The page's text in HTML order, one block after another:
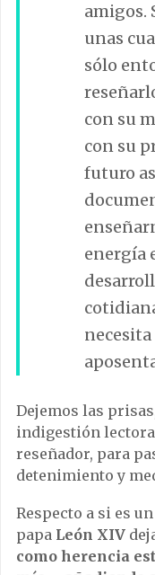
amigos.
unas
sólo
con su
con su
futuro
energía
Dejemos las
indigestión
reseñador, para
detenimiento y
Respecto a si es
papa León XIV
como herencia